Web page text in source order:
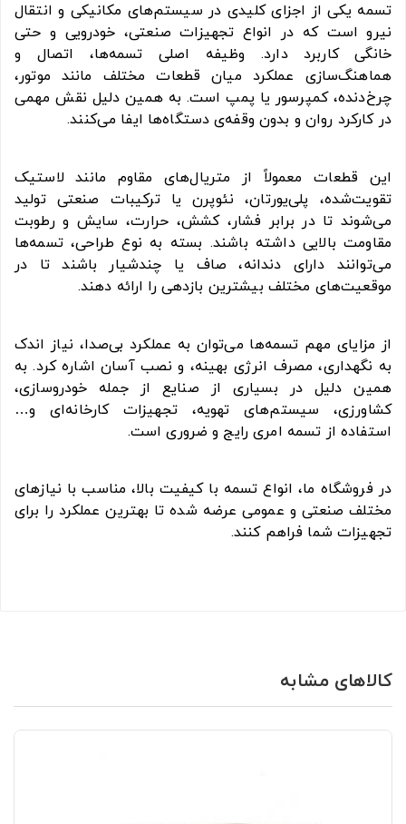
تسمه یکی از اجزای کلیدی در سیستم‌های مکانیکی و انتقال
نیرو است که در انواع تجهیزات صنعتی، خودرویی و حتی
خانگی کاربرد دارد. وظیفه اصلی تسمه‌ها، اتصال و
هماهنگ‌سازی عملکرد میان قطعات مختلف مانند موتور،
چرخ‌دنده، کمپرسور یا پمپ است. به همین دلیل نقش مهمی
در کارکرد روان و بدون وقفه‌ی دستگاه‌ها ایفا می‌کنند.
این قطعات معمولاً از متریال‌های مقاوم مانند لاستیک
تقویت‌شده، پلی‌یورتان، نئوپرن یا ترکیبات صنعتی تولید
می‌شوند تا در برابر فشار، کشش، حرارت، سایش و رطوبت
مقاومت بالایی داشته باشند. بسته به نوع طراحی، تسمه‌ها
می‌توانند دارای دندانه، صاف یا چندشیار باشند تا در
موقعیت‌های مختلف بیشترین بازدهی را ارائه دهند.
از مزایای مهم تسمه‌ها می‌توان به عملکرد بی‌صدا، نیاز اندک
به نگهداری، مصرف انرژی بهینه، و نصب آسان اشاره کرد. به
همین دلیل در بسیاری از صنایع از جمله خودروسازی،
کشاورزی، سیستم‌های تهویه، تجهیزات کارخانه‌ای و…
استفاده از تسمه امری رایج و ضروری است.
در فروشگاه ما، انواع تسمه با کیفیت بالا، مناسب با نیازهای
مختلف صنعتی و عمومی عرضه شده تا بهترین عملکرد را برای
تجهیزات شما فراهم کنند.
کالاهای مشابه